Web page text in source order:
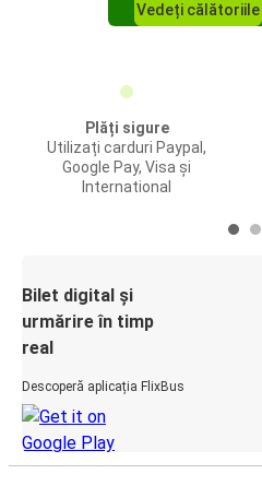
Vedeți călătoriile
Plăți sigure
Utilizați carduri Paypal,
Google Pay, Visa și
International
Bilet digital și
urmărire în timp
real
Descoperă aplicația FlixBus